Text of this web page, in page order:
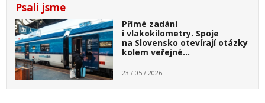
Psali jsme
Přímé zadání
i vlakokilometry. Spoje
na Slovensko otevírají otázky
kolem veřejné…
23 / 05 / 2026